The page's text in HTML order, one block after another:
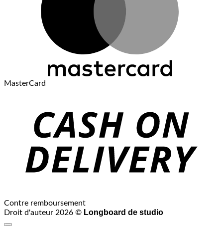
MasterCard
Contre remboursement
Droit d'auteur 2026 © Longboard de studio